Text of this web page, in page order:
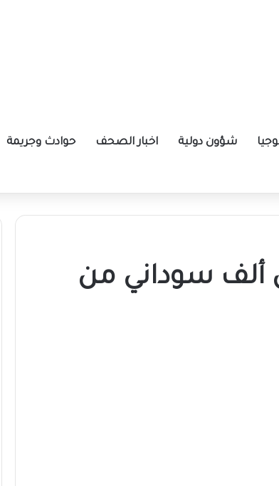
شؤون دولية اخبار الصحف حوادث وجريمة
من ألف سوداني من